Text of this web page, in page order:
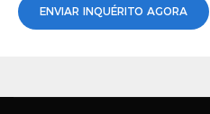
ENVIAR INQUÉRITO AGORA